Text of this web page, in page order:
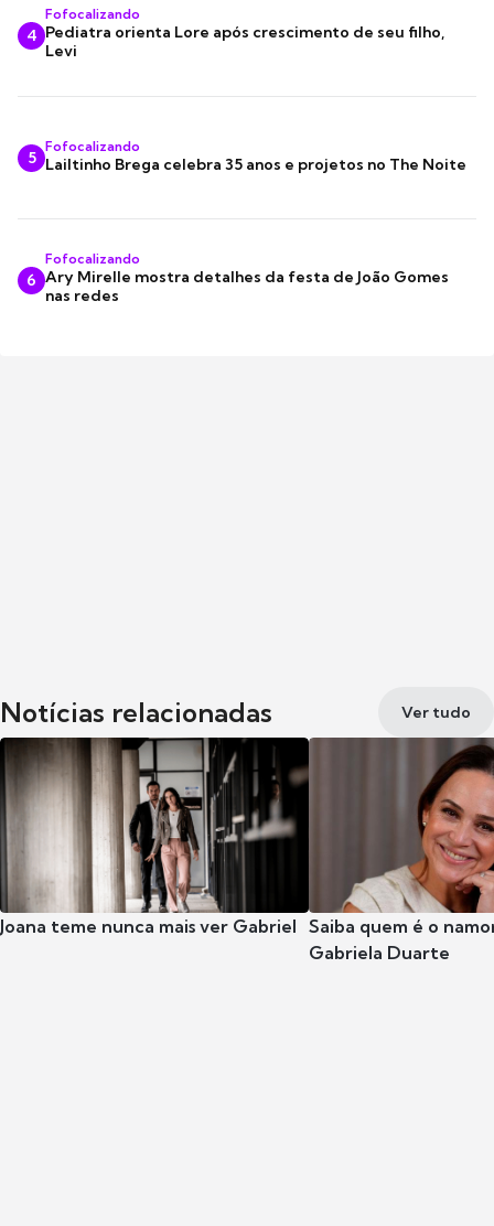
4
Fofocalizando
Pediatra orienta Lore após crescimento de seu filho,
Levi
5
Fofocalizando
Lailtinho Brega celebra 35 anos e projetos no The Noite
6
Fofocalizando
Ary Mirelle mostra detalhes da festa de João Gomes
nas redes
Notícias relacionadas Ver tudo
Joana teme nunca mais ver Gabriel Saiba quem é o
Gabriela Duarte